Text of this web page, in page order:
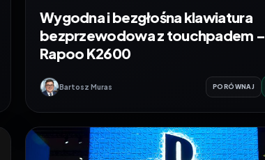
Wygodna i bezgłośna klawiatura
bezprzewodowa z touchpadem –
Rapoo K2600
Bartosz Muras PORÓWNAJ